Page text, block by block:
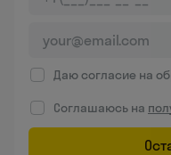
Даю согласие на
Соглашаюсь на